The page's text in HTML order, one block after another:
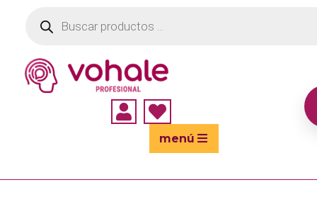
productos
 
menú